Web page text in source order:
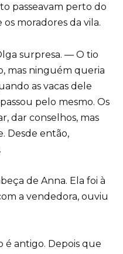
passeavam perto do
moradores da vila.
surpresa. — O tio
mas ninguém queria
as vacas dele
pelo mesmo. Os
dar conselhos, mas
Desde então,
de Anna. Ela foi à
a vendedora, ouviu
é antigo. Depois que